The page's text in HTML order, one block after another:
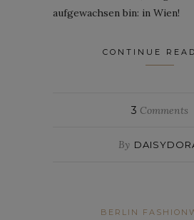
aufgewachsen bin: in Wien!
CONTINUE
3 Comments
By
BERLIN